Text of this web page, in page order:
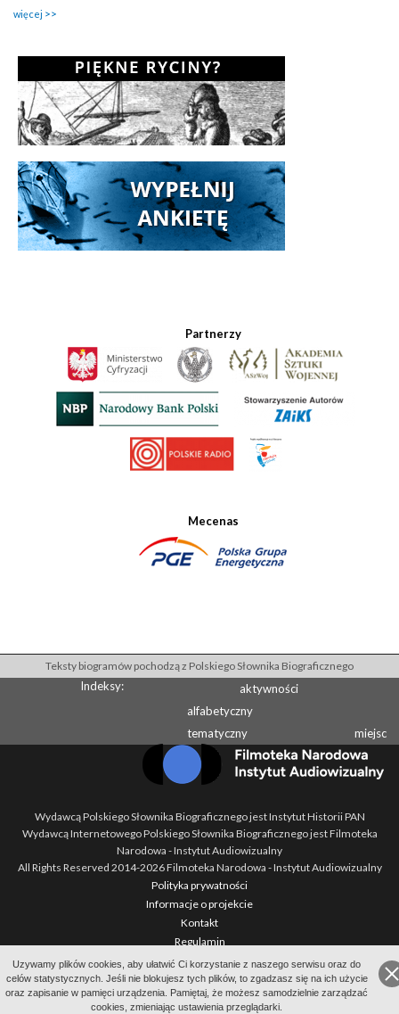
więcej
Partnerzy
Mecenas
Uzywamy plików cookies, aby ułatwić Ci korzystanie z naszego serwisu oraz do
celów statystycznych. Jeśli nie blokujesz tych plików, to zgadzasz się na ich użycie
oraz zapisanie w pamięci urządzenia. Pamiętaj, że możesz samodzielnie zarządzać
cookies, zmieniając ustawienia przeglądarki.
Teksty biogramów pochodzą z Polskiego Słownika Biograficznego
Indeksy:
aktywności
alfabetyczny
tematyczny
miejsc
Wydawcą Polskiego Słownika Biograficznego jest Instytut Historii PAN
Wydawcą Internetowego Polskiego Słownika Biograficznego jest Filmoteka
Narodowa - Instytut Audiowizualny
All Rights Reserved 2014-2026Filmoteka Narodowa - Instytut Audiowizualny
Polityka prywatności
Informacje o projekcie
Kontakt
Regulamin
Mapa strony
BIP
Wersja: 1.2.0